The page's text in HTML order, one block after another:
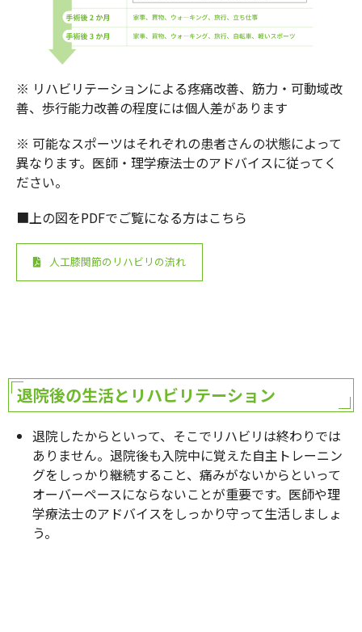
※ リハビリテーションによる疼痛改善、筋力・可動域改
善、歩行能力改善の程度には個人差があります
※ 可能なスポーツはそれぞれの患者さんの状態によって
異なります。医師・理学療法士のアドバイスに従ってく
ださい。
■上の図をPDFでご覧になる方はこちら
人工膝関節のリハビリの流れ
退院後の生活とリハビリテーション
退院したからといって、そこでリハビリは終わりでは
ありません。退院後も入院中に覚えた自主トレーニン
グをしっかり継続すること、痛みがないからといって
オーバーペースにならないことが重要です。医師や理
学療法士のアドバイスをしっかり守って生活しましょ
う。